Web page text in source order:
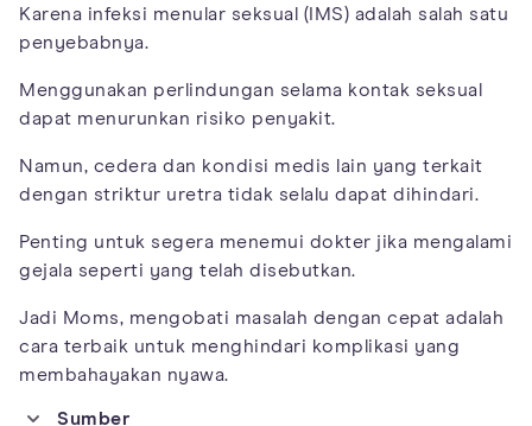
Karena infeksi menular seksual (IMS) adalah salah satu
penyebabnya.
Menggunakan perlindungan selama kontak seksual
dapat menurunkan risiko penyakit.
Namun, cedera dan kondisi medis lain yang terkait
dengan striktur uretra tidak selalu dapat dihindari.
Penting untuk segera menemui dokter jika mengalami
gejala seperti yang telah disebutkan.
Jadi Moms, mengobati masalah dengan cepat adalah
cara terbaik untuk menghindari komplikasi yang
membahayakan nyawa.
Sumber